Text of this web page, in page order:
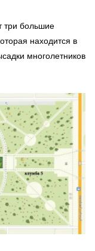
три большие
находится в
многолетников